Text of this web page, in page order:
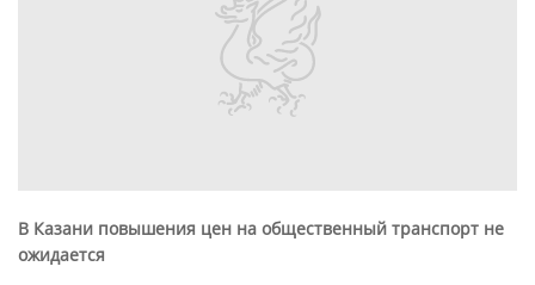
В Казани повышения цен на общественный транспорт не
ожидается